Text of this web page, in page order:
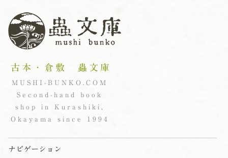
古本・倉敷 蟲文庫
MUSHI-BUNKO.COM
Second-hand book
shop in Kurashiki,
Okayama since 1994
ナビゲーション